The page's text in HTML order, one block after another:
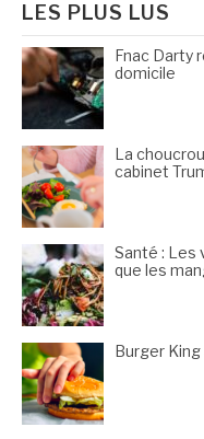
LES PLUS LUS
Fnac Darty
domicile
La
cabinet
Santé : Les
que les
Burger King